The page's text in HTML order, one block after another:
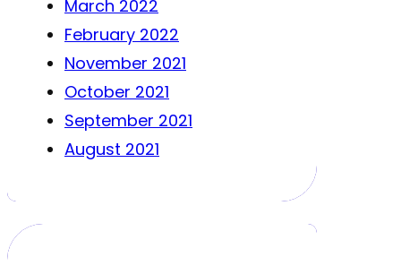
March 2022
February 2022
November 2021
October 2021
September 2021
August 2021